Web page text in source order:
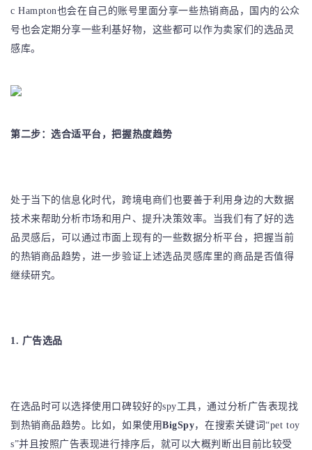
c Hampton也会在自己的账号里面分享一些热销商品，国内的公众
号也会定期分享一些利基好物，这些都可以作为卖家们的选品灵
感库。
第二步：选合适平台，把握热度趋势
处于当下的信息化时代，跨境电商们也要善于利用身边的大数据
技术来帮助分析市场和用户、提升决策效率。当我们有了好的选
品灵感后，可以通过市面上现有的一些数据分析平台，把握当前
的热销商品趋势，进一步验证上述选品灵感库里的商品是否值得
继续研究。
1. 广告选品
在选品时可以选择使用口碑较好的spy工具，通过分析广告表现找
到热销商品趋势。比如，如果使用BigSpy，在搜索关键词“pet toy
s”并且按照广告表现进行排序后，就可以大概判断出目前比较受